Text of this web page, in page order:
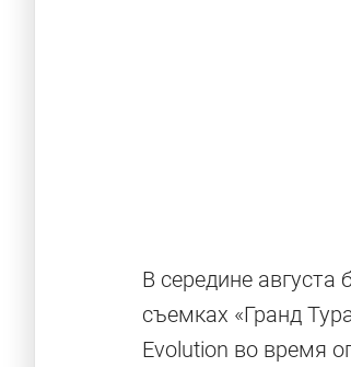
В середине
съемках «Гранд
Evolution во время
BMW X1, Nissan GT-R,
Grand Tour